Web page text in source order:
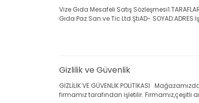
Vize Gıda Mesafeli Satış
Gıda Paz.San.ve Tic.Ltd.ŞtiAD-
Gizlilik ve Güvenlik
GİZLİLİK VE GÜVENLİK POLİTİKASI
firmamız tarafından işletilir. Firmamız,çeşitli